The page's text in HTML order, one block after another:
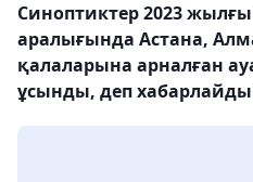
Синоптиктер 2023
аралығында Астана,
қалаларына арналған
ұсынды, деп хабарлайды